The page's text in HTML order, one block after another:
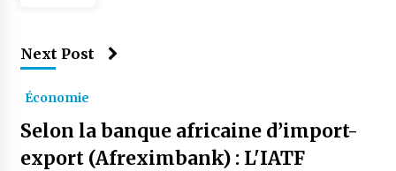
Next Post
Économie
Selon la banque africaine d’import-
export (Afreximbank) : L'IATF